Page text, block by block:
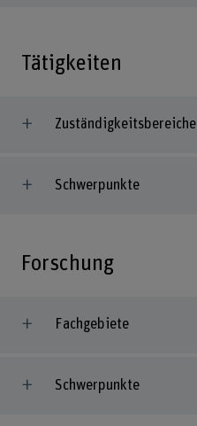
Tätigkeiten
Zuständigkeitsbereiche
Schwerpunkte
Forschung
Fachgebiete
Schwerpunkte